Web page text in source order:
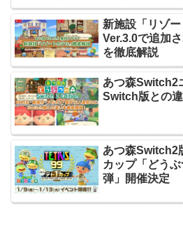
新施設「リゾ
Ver.3.0で追加
を徹底解説
あつ森Switch2
Switch版との
あつ森Switch2
カップ「どう
弾」開催決定